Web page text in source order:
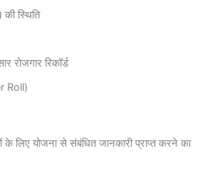
स्थिति
रोजगार रिकॉर्ड
Roll)
के लिए योजना से संबंधित जानकारी प्राप्त करने का